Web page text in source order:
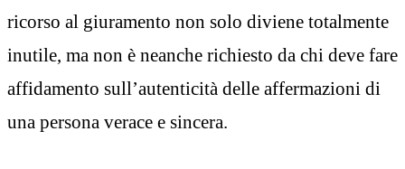
ricorso al giuramento non solo diviene totalmente
inutile, ma non è neanche richiesto da chi deve fare
affidamento sull’autenticità delle affermazioni di
una persona verace e sincera.